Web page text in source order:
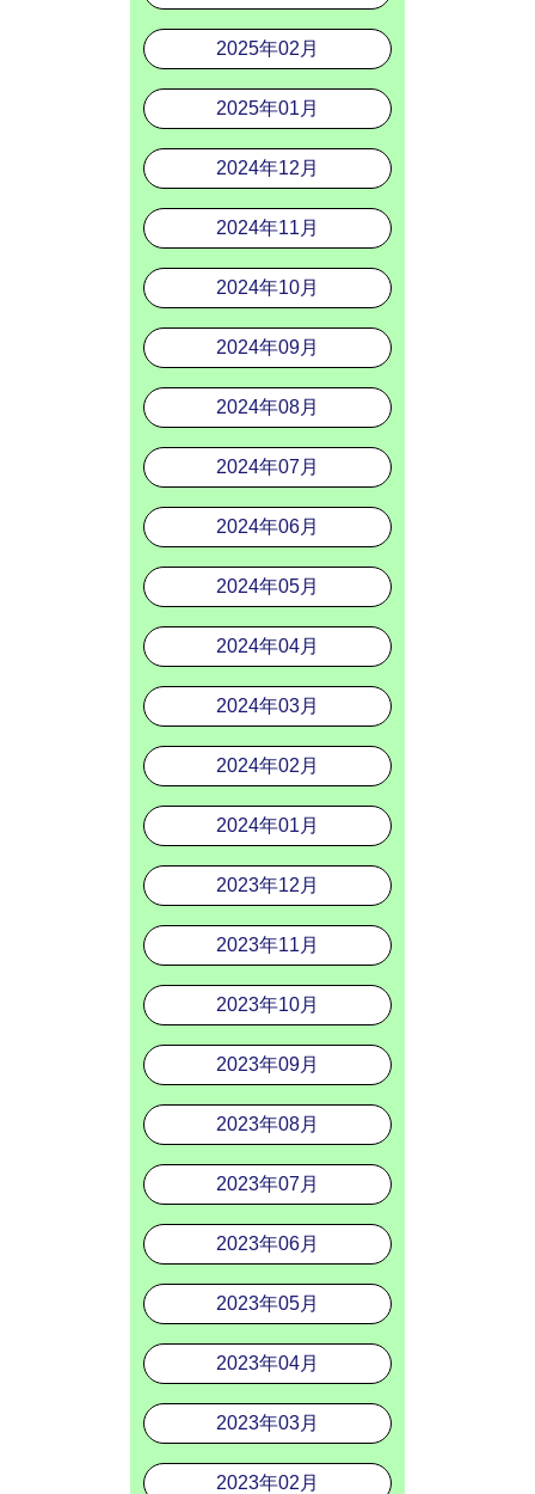
2025年02月
2025年01月
2024年12月
2024年11月
2024年10月
2024年09月
2024年08月
2024年07月
2024年06月
2024年05月
2024年04月
2024年03月
2024年02月
2024年01月
2023年12月
2023年11月
2023年10月
2023年09月
2023年08月
2023年07月
2023年06月
2023年05月
2023年04月
2023年03月
2023年02月